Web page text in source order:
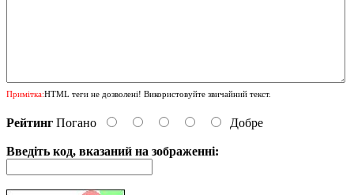
Примітка:HTML теги не дозволені! Використовуйте звичайний текст.
Рейтинг Погано Добре
Введіть код, вказаний на зображенні: